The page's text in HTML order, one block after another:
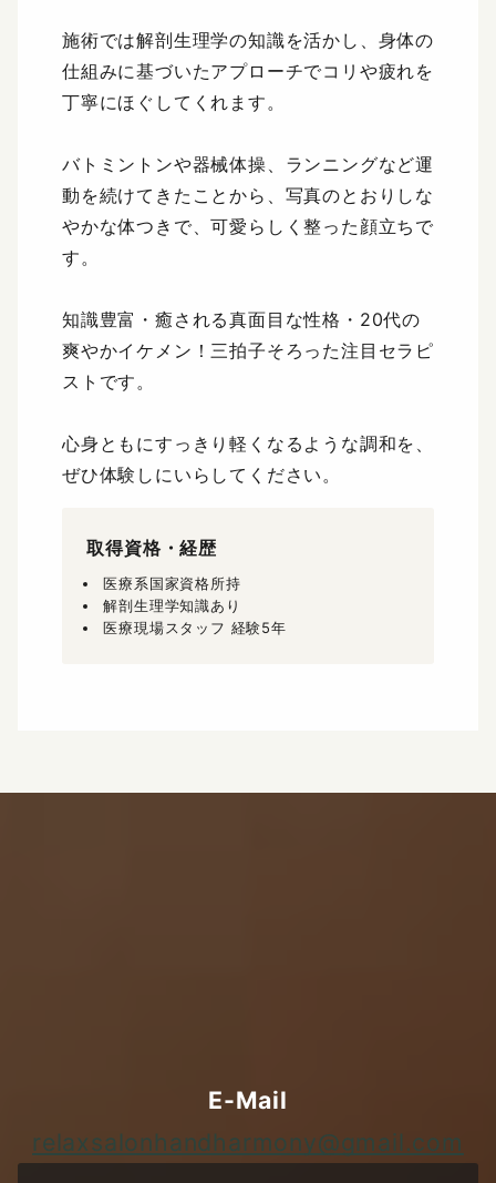
施術では解剖生理学の知識を活かし、身体の
仕組みに基づいたアプローチでコリや疲れを
丁寧にほぐしてくれます。
バトミントンや器械体操、ランニングなど運
動を続けてきたことから、写真のとおりしな
やかな体つきで、可愛らしく整った顔立ちで
す。
知識豊富・癒される真面目な性格・20代の
爽やかイケメン！三拍子そろった注目セラピ
ストです。
心身ともにすっきり軽くなるような調和を、
ぜひ体験しにいらしてください。
取得資格・経歴
医療系国家資格所持
解剖生理学知識あり
医療現場スタッフ 経験5年
E-Mail
relaxsalonhandharmony@gmail.com